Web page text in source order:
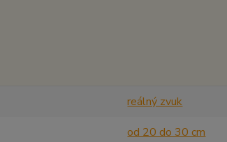
reálný zvuk
od 20 do 30 cm